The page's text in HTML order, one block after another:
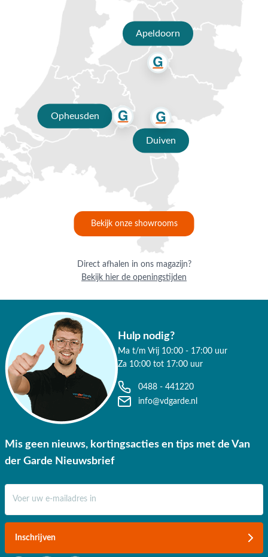
tuinmeubelen?
✔ Persoonlijk advies van specialisten
✔ Gratis verzending vanaf €50,-
✔ Goede service
Apeldoorn
Opheusden
Duiven
Bekijk onze showrooms
Direct afhalen in ons magazijn?
Bekijk hier de openingstijden
Hulp nodig?
Ma t/m Vrij 10:00 - 17:00 uur
Za 10:00 tot 17:00 uur
0488 - 441220
info@vdgarde.nl
Mis geen nieuws, kortingsacties en tips met de Van
der Garde Nieuwsbrief
Inschrijven